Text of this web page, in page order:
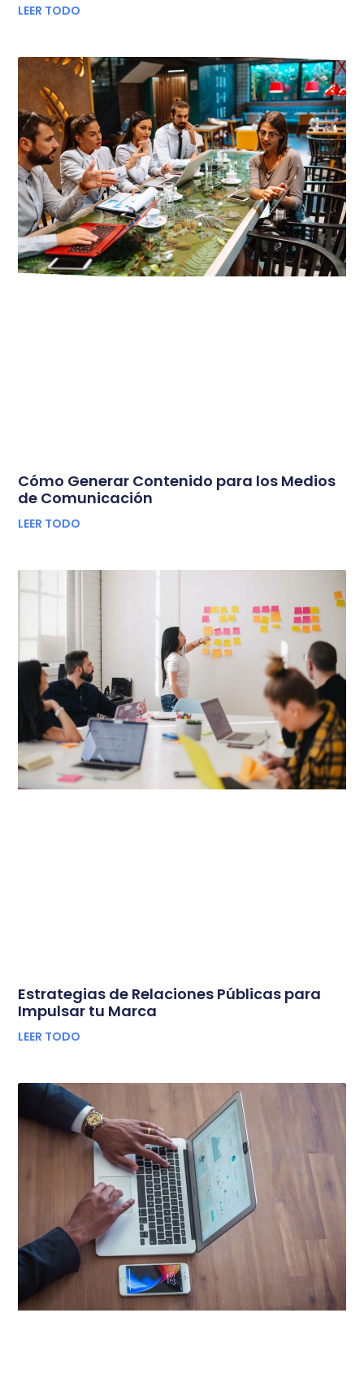
LEER TODO
Cómo Generar Contenido para los Medios
de Comunicación
LEER TODO
Estrategias de Relaciones Públicas para
Impulsar tu Marca
LEER TODO